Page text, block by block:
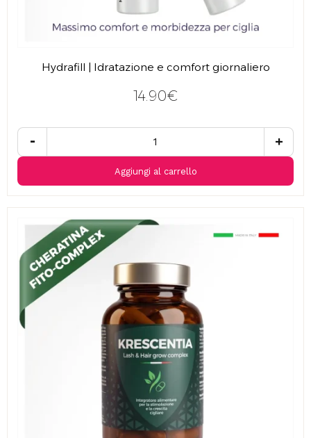
Hydrafill | Idratazione e comfort giornaliero
14.90€
- +
Aggiungi al carrello